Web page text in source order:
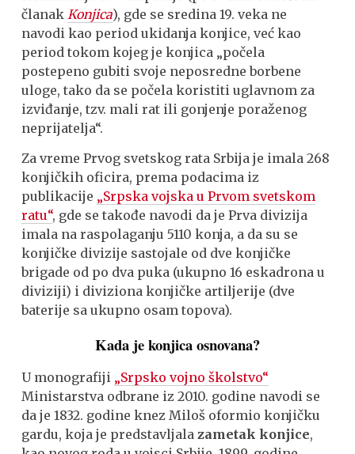
članak Konjica), gde se sredina 19. veka ne
navodi kao period ukidanja konjice, već kao
period tokom kojeg je konjica „počela
postepeno gubiti svoje neposredne borbene
uloge, tako da se počela koristiti uglavnom za
izviđanje, tzv. mali rat ili gonjenje poraženog
neprijatelja“.
Za vreme Prvog svetskog rata Srbija je imala 268
konjičkih oficira, prema podacima iz
publikacije „Srpska vojska u Prvom svetskom
ratu“, gde se takođe navodi da je Prva divizija
imala na raspolaganju 5110 konja, a da su se
konjičke divizije sastojale od dve konjičke
brigade od po dva puka (ukupno 16 eskadrona u
diviziji) i diviziona konjičke artiljerije (dve
baterije sa ukupno osam topova).
Kada je konjica osnovana?
U monografiji „Srpsko vojno školstvo“
Ministarstva odbrane iz 2010. godine navodi se
da je 1832. godine knez Miloš oformio konjičku
gardu, koja je predstavljalazametak konjice,